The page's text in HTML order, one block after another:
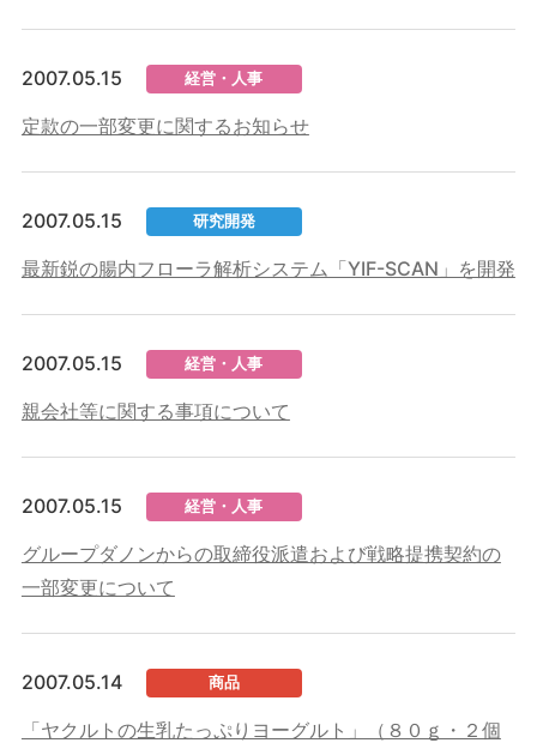
2007.05.15 経営・人事
定款の一部変更に関するお知らせ
2007.05.15 研究開発
最新鋭の腸内フローラ解析システム「YIF-SCAN」を開発
2007.05.15 経営・人事
親会社等に関する事項について
2007.05.15 経営・人事
グループダノンからの取締役派遣および戦略提携契約の
一部変更について
2007.05.14 商品
「ヤクルトの生乳たっぷりヨーグルト」（８０ｇ・２個